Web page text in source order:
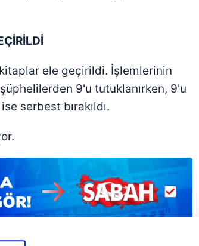
ele geçirildi. İşlemlerinin
9'u tutuklanırken, 9'u
serbest bırakıldı.